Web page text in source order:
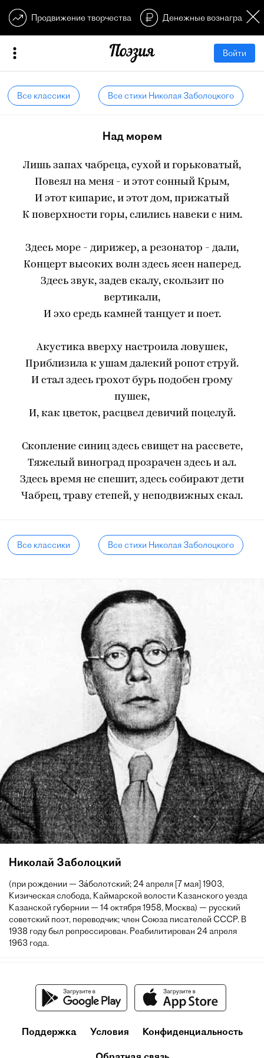
Продвижение творчества Денежные
Войти
Все классики Все стихи Николая Заболоцкого
Над морем
Лишь запах чабреца, сухой и горьковатый,
Повеял на меня - и этот сонный Крым,
И этот кипарис, и этот дом, прижатый
К поверхности горы, слились навеки с ним.
Здесь море - дирижер, а резонатор - дали,
Концерт высоких волн здесь ясен наперед.
Здесь звук, задев скалу, скользит по
вертикали,
И эхо средь камней танцует и поет.
Акустика вверху настроила ловушек,
Приблизила к ушам далекий ропот струй.
И стал здесь грохот бурь подобен грому
пушек,
И, как цветок, расцвел девичий поцелуй.
Скопление синиц здесь свищет на рассвете,
Тяжелый виноград прозрачен здесь и ал.
Здесь время не спешит, здесь собирают дети
Чабрец, траву степей, у неподвижных скал.
Все классики Все стихи Николая Заболоцкого
Николай Заболоцкий
(при рождении — За́болотский; 24 апреля [7 мая] 1903,
Кизическая слобода, Каймарской волости Казанского уезда
Казанской губернии — 14 октября 1958, Москва) — русский
советский поэт, переводчик; член Союза писателей СССР. В
1938 году был репрессирован. Реабилитирован 24 апреля
1963 года.
Поддержка Условия Конфиденциальность